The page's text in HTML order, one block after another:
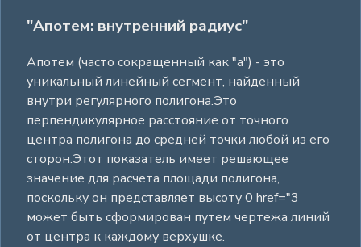
"Апотем: внутренний радиус"
Апотем (часто сокращенный как "а") - это
уникальный линейный сегмент, найденный
внутри регулярного полигона.Это
перпендикулярное расстояние от точного
центра полигона до средней точки любой из его
сторон.Этот показатель имеет решающее
значение для расчета площади полигона,
поскольку он представляет высоту 0 href="3
может быть сформирован путем чертежа линий
от центра к каждому верхушке.